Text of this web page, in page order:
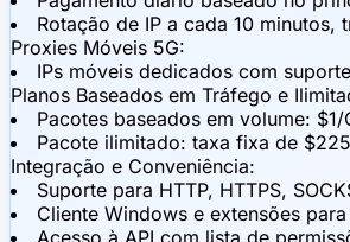
Rotação de IP a cada 10
Proxies Móveis 5G:
IPs móveis dedicados com
Planos Baseados em Tráfego e
Pacotes baseados em volume:
Pacote ilimitado: taxa fixa de
Integração e Conveniência:
Suporte para HTTP, HTTPS,
Cliente Windows e extensões
Acesso à API com lista de